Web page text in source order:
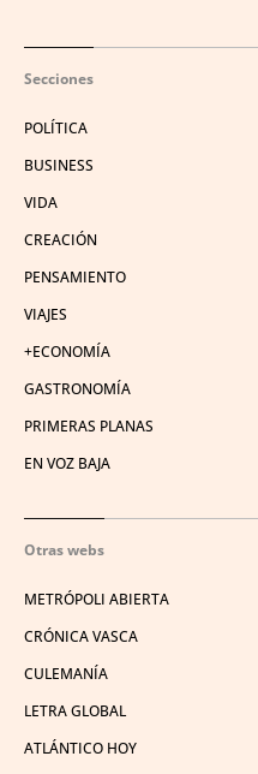
Secciones
POLÍTICA
BUSINESS
VIDA
CREACIÓN
PENSAMIENTO
VIAJES
+ECONOMÍA
GASTRONOMÍA
PRIMERAS PLANAS
EN VOZ BAJA
Otras webs
METRÓPOLI ABIERTA
CRÓNICA VASCA
CULEMANÍA
LETRA GLOBAL
ATLÁNTICO HOY